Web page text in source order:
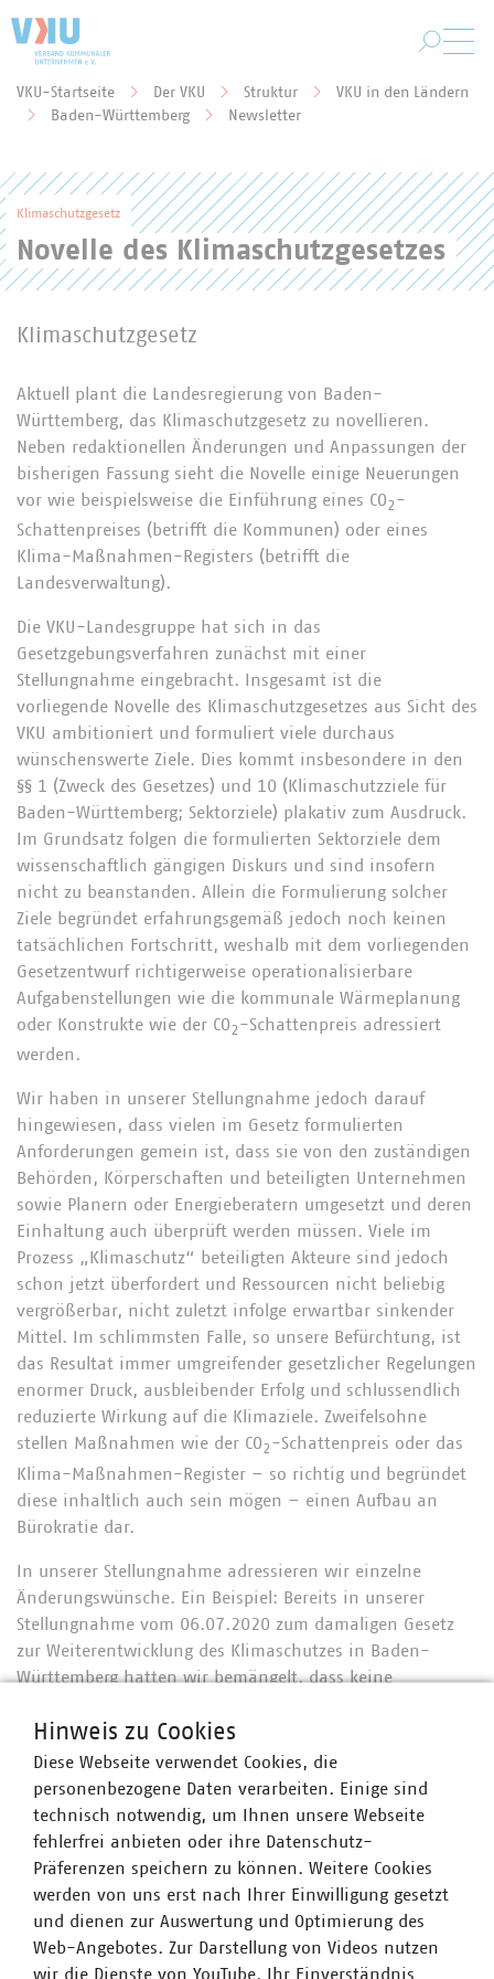
Sie befinden sich hier:
VKU-Startseite Der VKU Struktur
VKU in den Ländern
Baden-Württemberg
Newsletter
Klimaschutzgesetz
Novelle des Klimaschutzgesetzes
Klimaschutzgesetz
Aktuell plant die Landesregierung von Baden-
Württemberg, das Klimaschutzgesetz zu novellieren.
Neben redaktionellen Änderungen und Anpassungen der
bisherigen Fassung sieht die Novelle einige Neuerungen
vor wie beispielsweise die Einführung eines CO2 -
Schattenpreises (betrifft die Kommunen) oder eines
Klima-Maßnahmen-Registers (betrifft die
Landesverwaltung).
Die VKU-Landesgruppe hat sich in das
Gesetzgebungsverfahren zunächst mit einer
Stellungnahme eingebracht. Insgesamt ist die
vorliegende Novelle des Klimaschutzgesetzes aus Sicht des
VKU ambitioniert und formuliert viele durchaus
wünschenswerte Ziele. Dies kommt insbesondere in den
§§ 1 (Zweck des Gesetzes) und 10 (Klimaschutzziele für
Baden-Württemberg; Sektorziele) plakativ zum Ausdruck.
Im Grundsatz folgen die formulierten Sektorziele dem
wissenschaftlich gängigen Diskurs und sind insofern
nicht zu beanstanden. Allein die Formulierung solcher
Ziele begründet erfahrungsgemäß jedoch noch keinen
tatsächlichen Fortschritt, weshalb mit dem vorliegenden
Gesetzentwurf richtigerweise operationalisierbare
Aufgabenstellungen wie die kommunale Wärmeplanung
oder Konstrukte wie der CO2 -Schattenpreis adressiert
werden.
Wir haben in unserer Stellungnahme jedoch darauf
hingewiesen, dass vielen im Gesetz formulierten
Anforderungen gemein ist, dass sie von den zuständigen
Behörden, Körperschaften und beteiligten Unternehmen
sowie Planern oder Energieberatern umgesetzt und deren
Einhaltung auch überprüft werden müssen. Viele im
Prozess „Klimaschutz“ beteiligten Akteure sind jedoch
schon jetzt überfordert und Ressourcen nicht beliebig
vergrößerbar, nicht zuletzt infolge erwartbar sinkender
Mittel. Im schlimmsten Falle, so unsere Befürchtung, ist
das Resultat immer umgreifender gesetzlicher Regelungen
enormer Druck, ausbleibender Erfolg und schlussendlich
reduzierte Wirkung auf die Klimaziele. Zweifelsohne
stellen Maßnahmen wie der CO2 -Schattenpreis oder das
Klima-Maßnahmen-Register – so richtig und begründet
diese inhaltlich auch sein mögen – einen Aufbau an
Bürokratie dar.
In unserer Stellungnahme adressieren wir einzelne
Änderungswünsche. Ein Beispiel: Bereits in unserer
Stellungnahme vom 06.07.2020 zum damaligen Gesetz
zur Weiterentwicklung des Klimaschutzes in Baden-
Württemberg hatten wir bemängelt, dass keine
kommunalen Wärmeplanes bestehe. Dies wurde und wird
von unseren Mitgliedsunternehmen mehrheitlich kritisch
gesehen, da die Gefahr besteht, dass lediglich
„Absichtserklärungen“ in Form von Planungen formuliert
werden, die dann möglicherweise nicht umgesetzt
werden und folglich keinen Beitrag zum Klimaschutz
leisten. Im weiteren Gesetzgebungsverfahren wurde
seitens des Gesetzgebers seinerzeit dergestalt auf diese
Befürchtung reagiert, indem „mindestens fünf
Maßnahmen zu benennen [sind], mit deren Umsetzung
Hinweis zu Cookies
Diese Webseite verwendet Cookies, die
personenbezogene Daten verarbeiten. Einige sind
technisch notwendig, um Ihnen unsere Webseite
fehlerfrei anbieten oder ihre Datenschutz-
Präferenzen speichern zu können. Weitere Cookies
werden von uns erst nach Ihrer Einwilligung gesetzt
und dienen zur Auswertung und Optimierung des
Web-Angebotes. Zur Darstellung von Videos nutzen
wir die Dienste von YouTube. Ihr Einverständnis